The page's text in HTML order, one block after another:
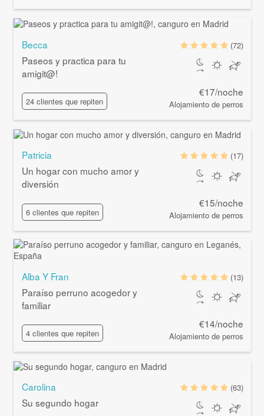
Becca
Paseos y practica para tu
amigit@!
24 clientes que repiten
(72)
€17/noche
Alojamiento de perros
Patricia
Un hogar con mucho amor y
diversión
6 clientes que repiten
(17)
€15/noche
Alojamiento de perros
Alba Y Fran
Paraíso perruno acogedor y
familiar
4 clientes que repiten
(13)
€14/noche
Alojamiento de perros
Carolina
Su segundo hogar
(63)